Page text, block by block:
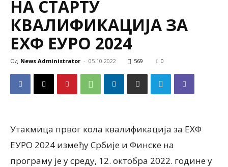
НА СТАРТУ
КВАЛИФИКАЦИЈА ЗА
ЕХФ ЕУРО 2024
Од News Administrator - 05.10.2022 569 0
Утакмица првог кола квалификација за ЕХФ
ЕУРО 2024 између Србије и Финске на
програму је у среду, 12. октобра 2022. године у